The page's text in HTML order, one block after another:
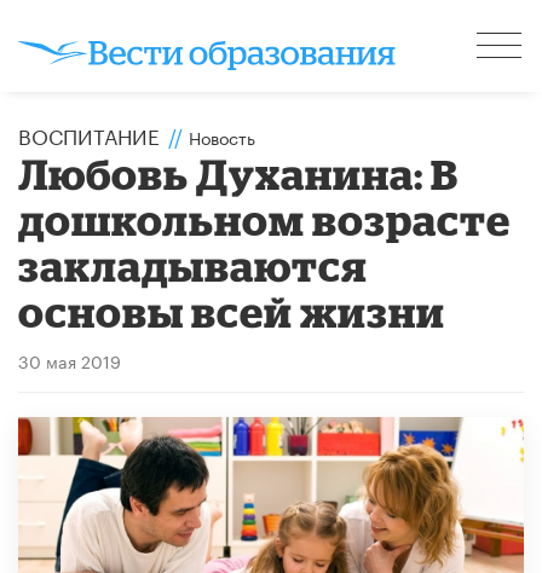
ВОСПИТАНИЕ // Новость
Любовь Духанина: В
дошкольном возрасте
закладываются
основы всей жизни
30 мая 2019